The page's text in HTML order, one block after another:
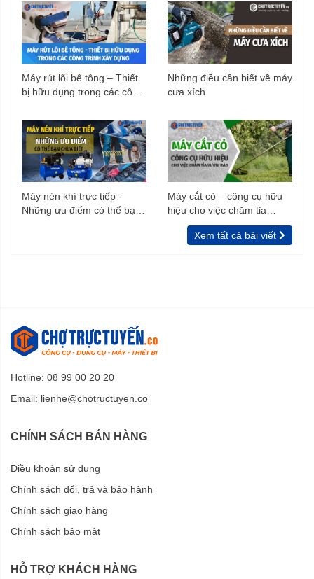
Máy rút lõi bê tông – Thiết
bị hữu dụng trong các công
Những điều cần biết về máy
cưa xích
Máy nén khí trực tiếp -
Những ưu điểm có thể bạn
Máy cắt cỏ – công cụ hữu
hiệu cho việc chăm tỉa
vườn, rào
Xem tất cả bài viết
Hotline: 08 99 00 20 20
Email: lienhe@chotructuyen.co
CHÍNH SÁCH BÁN HÀNG
Điều khoản sử dụng
Chính sách đổi, trả và bảo hành
Chính sách giao hàng
Chính sách bảo mật
HỖ TRỢ KHÁCH HÀNG